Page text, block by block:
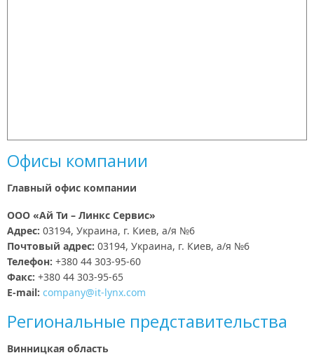
Офисы компании
Главный офис компании
ООО «Ай Ти – Линкс Сервис»
Адрес: 03194, Украина, г. Киев, а/я №6
Почтовый адрес: 03194, Украина, г. Киев, а/я №6
Телефон: +380 44 303-95-60
Факс: +380 44 303-95-65
E-mail: company@it-lynx.com
Региональные представительства
Винницкая область